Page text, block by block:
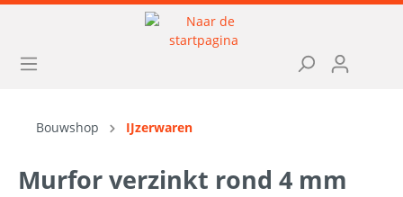
Bouwshop IJzerwaren
Murfor verzinkt rond 4 mm